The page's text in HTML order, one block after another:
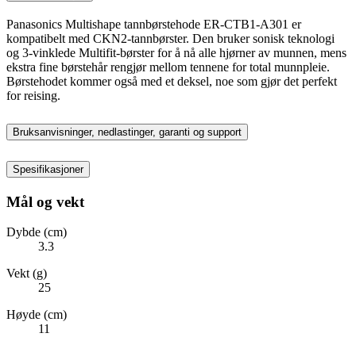
Panasonics Multishape tannbørstehode ER-CTB1-A301 er
kompatibelt med CKN2-tannbørster. Den bruker sonisk teknologi
og 3-vinklede Multifit-børster for å nå alle hjørner av munnen, mens
ekstra fine børstehår rengjør mellom tennene for total munnpleie.
Børstehodet kommer også med et deksel, noe som gjør det perfekt
for reising.
Bruksanvisninger, nedlastinger, garanti og support
Spesifikasjoner
Mål og vekt
Dybde (cm)
3.3
Vekt (g)
25
Høyde (cm)
11